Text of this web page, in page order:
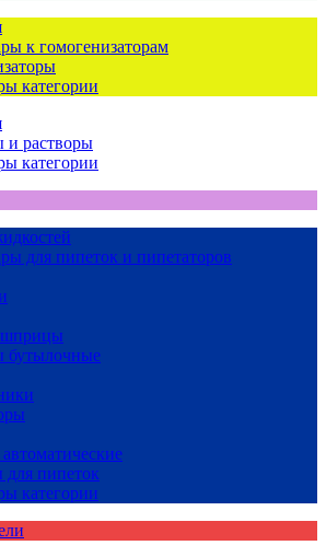
к гомогенизаторам
категории
и растворы
категории
для пипеток и пипетаторов
бутылочные
пипеток
категории